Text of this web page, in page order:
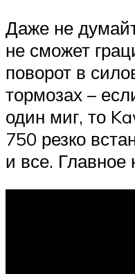
Даже не
не сможет
поворот в
тормозах –
один миг, то
750 резко
и все. Главное